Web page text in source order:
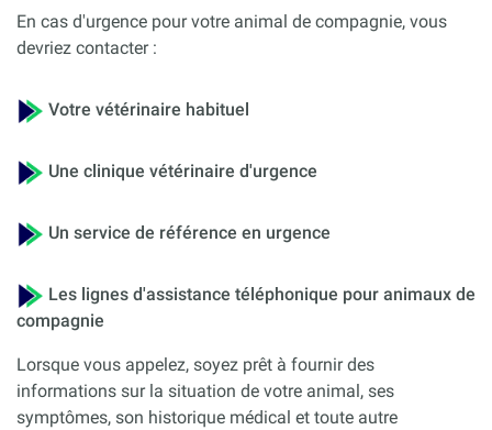
En cas d'urgence pour votre animal de compagnie, vous
devriez contacter :
Votre vétérinaire habituel
Une clinique vétérinaire d'urgence
Un service de référence en urgence
Les lignes d'assistance téléphonique pour animaux de
compagnie
Lorsque vous appelez, soyez prêt à fournir des
informations sur la situation de votre animal, ses
symptômes, son historique médical et toute autre